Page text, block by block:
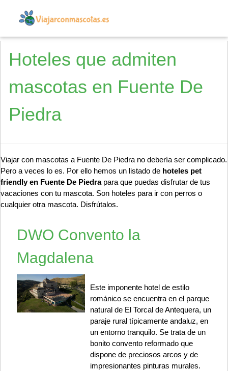
Hoteles que admiten
mascotas en Fuente De
Piedra
Viajar con mascotas a Fuente De Piedra no debería ser complicado.
Pero a veces lo es. Por ello hemos un listado de hoteles pet
friendly en Fuente De Piedrapara que puedas disfrutar de tus
vacaciones con tu mascota. Son hoteles para ir con perros o
cualquier otra mascota. Disfrútalos.
DWO Convento la
Magdalena
Este imponente hotel de estilo
románico se encuentra en el parque
natural de El Torcal de Antequera, un
paraje rural típicamente andaluz, en
un entorno tranquilo. Se trata de un
bonito convento reformado que
dispone de preciosos arcos y de
impresionantes pinturas murales.